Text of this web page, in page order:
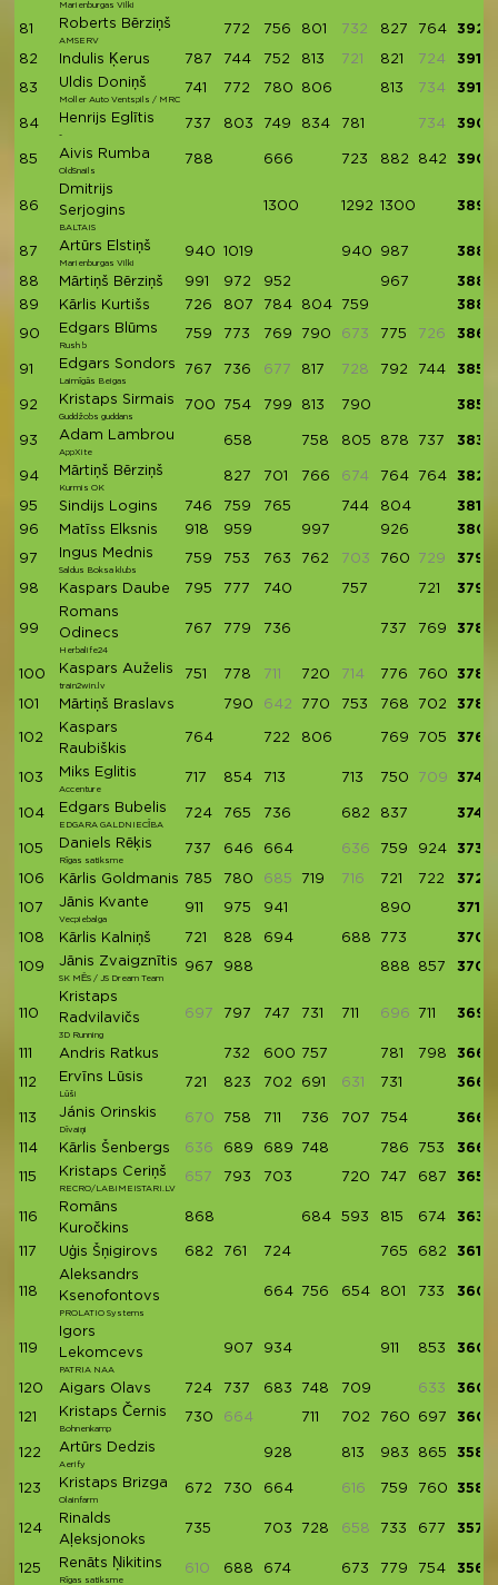
Marienburgas Vilki
81 Roberts Bērziņš
AMSERV
772 756 801 732 827 764 3920
82 Indulis Ķerus 787 744 752 813 721 821 724 3917
83 Uldis Doniņš
Moller Auto Ventspils / MRC
741 772 780 806 813 734 3912
84 Henrijs Eglītis
-
737 803 749 834 781 734 3904
85 Aivis Rumba
OldSnails
788 666 723 882 842 3901
86
Dmitrijs
Serjogins
BALTAIS
1300 1292 1300 3892
87 Artūrs Elstiņš
Marienburgas Vilki
940 1019 940 987 3886
88 Mārtiņš Bērziņš 991 972 952 967
3882
89
Kārlis Kurtišs 726 807 784 804 759 3880
90 Edgars Blūms
Rush b
759 773 769 790 673 775 726 3866
91 Edgars Sondors
Laimīgās Beigas
767 736 677 817 728 792 744 3856
92 Kristaps Sirmais
Guddžobs guddans
700 754 799 813 790 3856
93 Adam Lambrou
AppXite
658 758 805 878 737 3836
94 Mārtiņš Bērziņš
Kurmis OK
827 701 766 674 764 764 3822
95 Sindijs Logins 746 759 765 744 804
3818
96
Matīss Elksnis 918 959 997 926 3800
97 Ingus Mednis
Saldus Boksa klubs
759 753 763 762 703 760 729 3797
98 Kaspars Daube 795 777 740 757 721 3790
99
Romans
Odinecs
Herbalife24
767 779 736 737 769 3788
100 Kaspars Auželis
train2win.lv
751 778 711 720 714 776 760 3785
101 Mārtiņš Braslavs 790 642 770 753 768 702 3783
102
Kaspars
Raubiškis
764 722 806 769 705 3766
103 Miks Eglitis
Accenture
717 854 713 713 750 709 3747
104 Edgars Bubelis
EDGARA GALDNIECĪBA
724 765 736 682 837 3744
105 Daniels Rēķis
Rīgas satiksme
737 646 664 636 759 924 3730
106 Kārlis Goldmanis 785 780 685 719 716 721 722 3727
107 Jānis Kvante
Vecpiebalga
911 975 941 890 3717
108 Kārlis Kalniņš 721 828 694 688 773 3704
109 Jānis Zvaigznītis
SK MĒS / JS Dream Team
967 988 888 857 3700
110
Kristaps
Radvilavičs
3D Running
697 797 747 731 711 696 711 3697
111 Andris Ratkus 732 600 757 781 798 3668
112 Ervīns Lūsis
Lūši
721 823 702 691 631 731 3668
113 Jánis Orinskis
Dīvaiņi
670 758 711 736 707 754 3666
114 Kārlis Šenbergs 636 689 689 748 786 753 3665
115 Kristaps Ceriņš
RECRO/LABIMEISTARI.LV
657 793 703 720 747 687 3650
116
Romāns
Kuročkins
868 684 593 815 674 3634
117 Uģis Šņigirovs 682 761 724 765 682 3614
118
Aleksandrs
Ksenofontovs
PROLATIO Systems
664 756 654 801 733 3608
119
Igors
Lekomcevs
PATRIA NAA
907 934 911 853 3605
120 Aigars Olavs 724 737 683 748 709 633 3601
121 Kristaps Černis
Bohnenkamp
730 664 711 702 760 697 3600
122 Artūrs Dedzis
Aerify
928 813 983 865 3589
123 Kristaps Brizga
Olainfarm
672 730 664 616 759 760 3585
124
Rinalds
Aļeksjonoks
735 703 728 658 733 677 3576
125 Renāts Ņikitins
Rīgas satiksme
610 688 674 673 779 754 3568